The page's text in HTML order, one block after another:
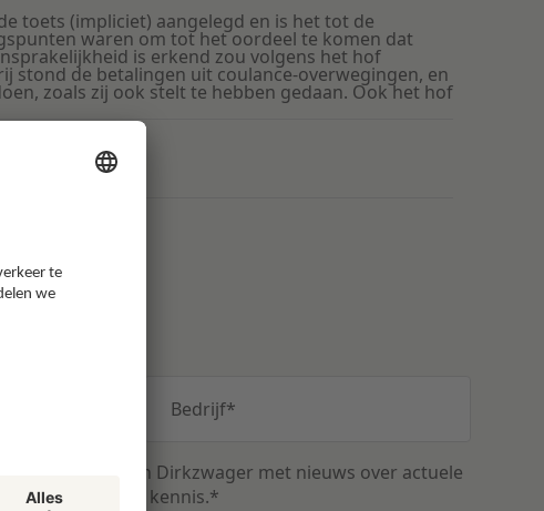
toets (impliciet) aangelegd en is het tot de
waren om tot het oordeel te komen dat
is erkend zou volgens het hof
stond de betalingen uit coulance-overwegingen, en
zoals zij ook stelt te hebben gedaan. Ook het hof
Bedrijf*
nieuwsbrief van Dirkzwager met nieuws over actuele
en relevante kennis.*